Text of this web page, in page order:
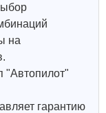
на
"Автопилот"
гарантию